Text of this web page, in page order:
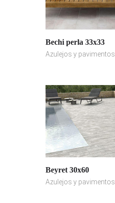
Bechi perla 33x33
Azulejos y pavimentos
Beyret 30x60
Azulejos y pavimentos